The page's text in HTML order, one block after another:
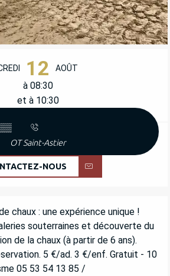
ET COORDONNÉES
12 AOÛT
à 08:30
et à 10:30
▒▒
OT Saint-Astier
NOUS
chaux : une expérience unique !
souterraines et découverte du
de la chaux (à partir de 6 ans).
5 €/ad. 3 €/enf. Gratuit - 10
05 53 54 13 85 /